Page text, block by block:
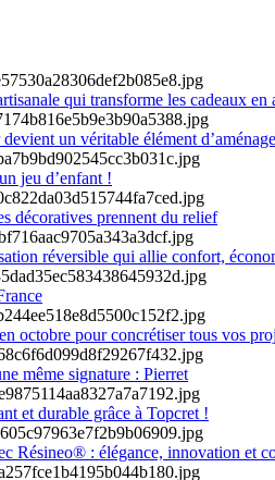
qui transforme les cadeaux en
un véritable élément
jeu d’enfant !
décoratives prennent du relief
réversible qui allie confort,
octobre pour concrétiser tous vos
même signature : Pierret
et durable grâce à Topcret !
Résineo® : élégance, innovation et